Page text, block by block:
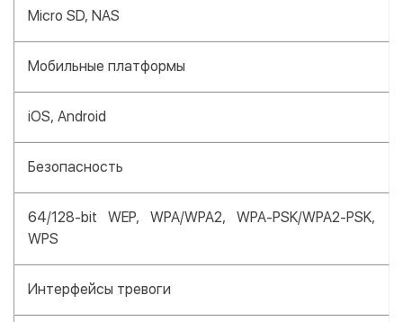
Micro SD, NAS
Мобильные платформы
iOS, Android
Безопасность
64/128-bit WEP, WPA/WPA2, WPA-PSK/WPA2-PSK,
WPS
Интерфейсы тревоги